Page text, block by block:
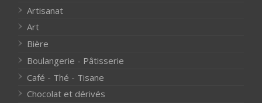
Artisanat
Art
Bière
Boulangerie - Pâtisserie
Café - Thé - Tisane
Chocolat et dérivés